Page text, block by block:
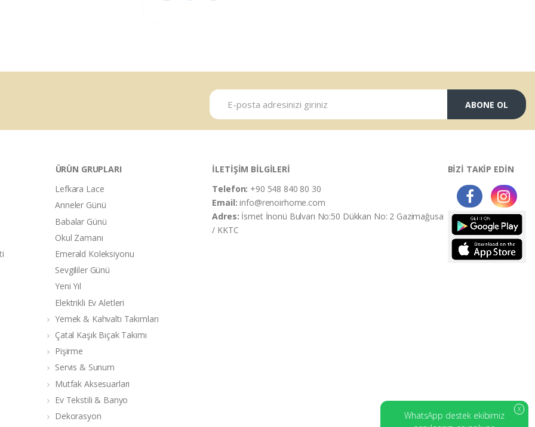
ABONE OL
ÜRÜN GRUPLARI
Lefkara Lace
Anneler Günü
Babalar Günü
Okul Zamanı
Emerald Koleksiyonu
Sevgililer Günü
Yeni Yıl
Elektrikli Ev Aletleri
Yemek & Kahvaltı Takımları
Çatal Kaşık Bıçak Takımı
Pişirme
Servis & Sunum
Mutfak Aksesuarları
Ev Tekstili & Banyo
Dekorasyon
İLETİŞİM BİLGİLERİ
Telefon: +90 548 840 80 30
Email:info@renoirhome.com
Adres: İsmet İnonü Bulvarı No:50 Dükkan No: 2 Gazimağusa
/ KKTC
BİZİ TAKİP EDİN
X
WhatsApp destek ekibimiz